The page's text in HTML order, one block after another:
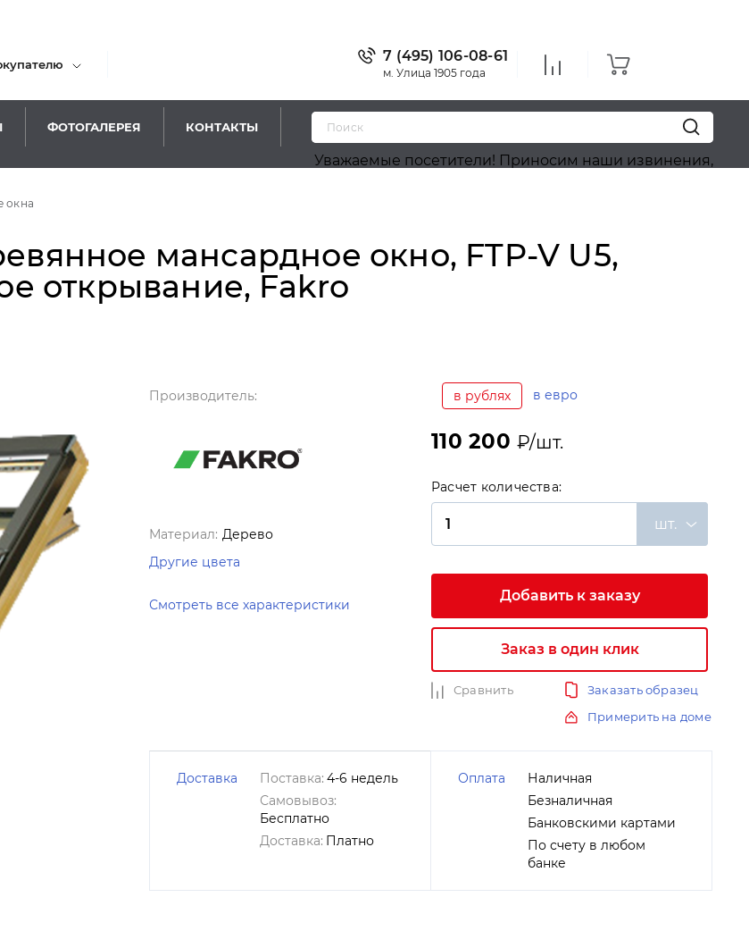
7 (495) 106-08-61
м. Улица 1905 года
ФОТОГАЛЕРЕЯ КОНТАКТЫ
Уважаемые посетители! Приносим наши извинения, на сайте
окна
мансардное окно, FTP-V U5,
открывание, Fakro
Производитель:
Материал: Дерево
Другие цвета
Смотреть все характеристики
в рублях в евро
110 200₽/шт.
Расчет количества:
шт.
Добавить к заказу
Заказ в один клик
Сравнить
Заказать образец
Примерить на доме
Доставка Поставка: 4-6 недель
Самовывоз:
Бесплатно
Доставка: Платно
Оплата
Наличная
Безналичная
Банковскими картами
По счету в любом
банке